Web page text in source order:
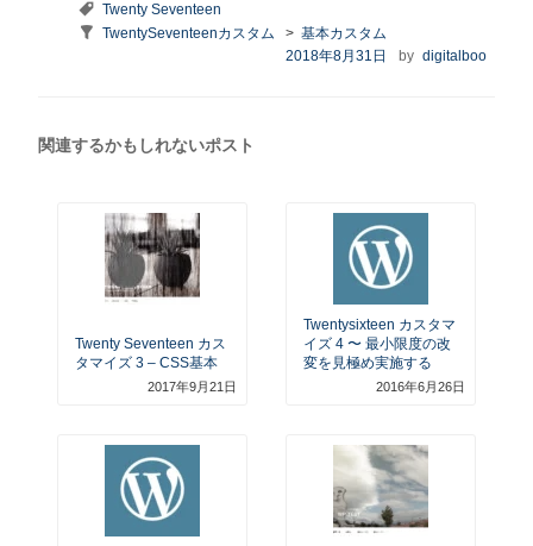
テ
ゴ
タ
グ
Twenty Seventeen
Taxonomy:
TwentySeventeenカスタム > 基本カスタム
投
2018年8月31日 by digitalboo
関連するかもしれないポスト
Twenty Seventeen カス
タマイズ 3 – CSS基本
2017年9月21日
Twentysixteen カスタマ
イズ 4 〜 最小限度の改
変を見極め実施する
2016年6月26日